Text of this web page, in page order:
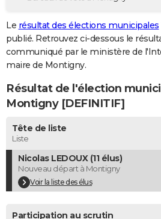
GUIDES D'ACHAT
BONS PLANS
CARTE DE VOEUX
Carte de Noël
Carte Bonne année
Carte Saint-Valentin
Carte Pâques
Carte d'anniversaire
DICTIONNAIRE
Dictionnaire
Biographies
Citations
Expressions
Proverbes
PROGRAMME TV
COPAINS D'AVANT
S'inscrire
Se connecter
Lycées
Collèges
Primaires
Universités
Entreprises
Service militaire
Avis de recherche
AVIS DE DÉCÈS
FORUM
Le résultat des élections municipales
publié. Retrouvez ci-dessous le
communiqué par le ministère de
maire de Montigny.
Résultat de l'élection
Montigny [DEFINITIF]
Tête de liste
Liste
Nicolas LEDOUX (11 élus)
Nouveau départ à Montigny
Voir la liste des élus
Participation au scrutin